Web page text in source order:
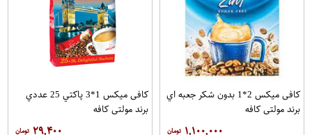
کافی میکس 2*1 بدون شکر جعبه اي
برند مولتی کافه
۱,۱۰۰,۰۰۰
کافی میکس 1*3 پاکتي 25 عددي
برند مولتی کافه
۲۹,۴۰۰